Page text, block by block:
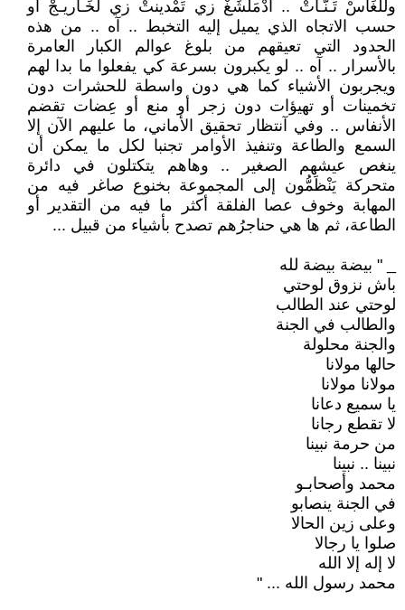
وللّغَاسْ تَـنَّـاتْ .. أدْمَلْشَغْ زي تَمْدينتْ زي لْخَـاريـجْ أو
حسب الاتجاه الذي يميل إليه التخبط .. آه .. من هذه
الحدود التي تعيقهم من بلوغ عوالم الكبار العامرة
بالأسرار .. آه .. لو يكبرون بسرعة كي يفعلوا ما بدا لهم
ويجربون الأشياء كما هي دون واسطة للحشرات دون
تخمينات أو تهيؤات دون زجر أو منع أو عِضات تقضم
الأنفاس .. وفي آنتظار تحقيق الأماني، ما عليهم الآن إلا
السمع والطاعة وتنفيذ الأوامر تجنبا لكل ما يمكن أن
ينغص عيشهم الصغير .. وهاهم يتكتلون في دائرة
متحركة يَنْظَمُّون إلى المجموعة بخنوع صاغر فيه من
المهابة وخوف عصا الفلقة أكثر ما فيه من التقدير أو
الطاعة، ثم ها هي حناجرُهم تصدح بأشياء من قبيل ...
_ " بيضة بيضة لله
باش نزوق لوحتي
لوحتي عند الطالب
والطالب في الجنة
والجنة محلولة
حالها مولانا
مولانا مولانا
يا سميع دعانا
لا تقطع رجانا
من حرمة نبينا
نبينا .. نبينا
محمد وأصحابـو
في الجنة ينصابو
وعلى زين الحالا
صلوا يا رجالا
لا إله إلا الله
محمد رسول الله ... "